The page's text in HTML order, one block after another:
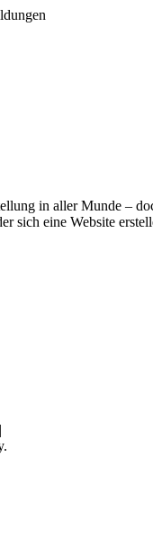
in aller Munde –
sich eine Website
|
.